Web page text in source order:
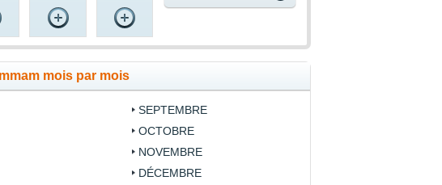
mois par mois
SEPTEMBRE
OCTOBRE
NOVEMBRE
DÉCEMBRE